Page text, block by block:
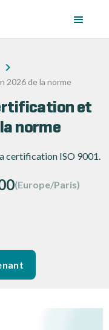
2026 de la norme
et
norme
certification ISO 9001.
(Europe/Paris)